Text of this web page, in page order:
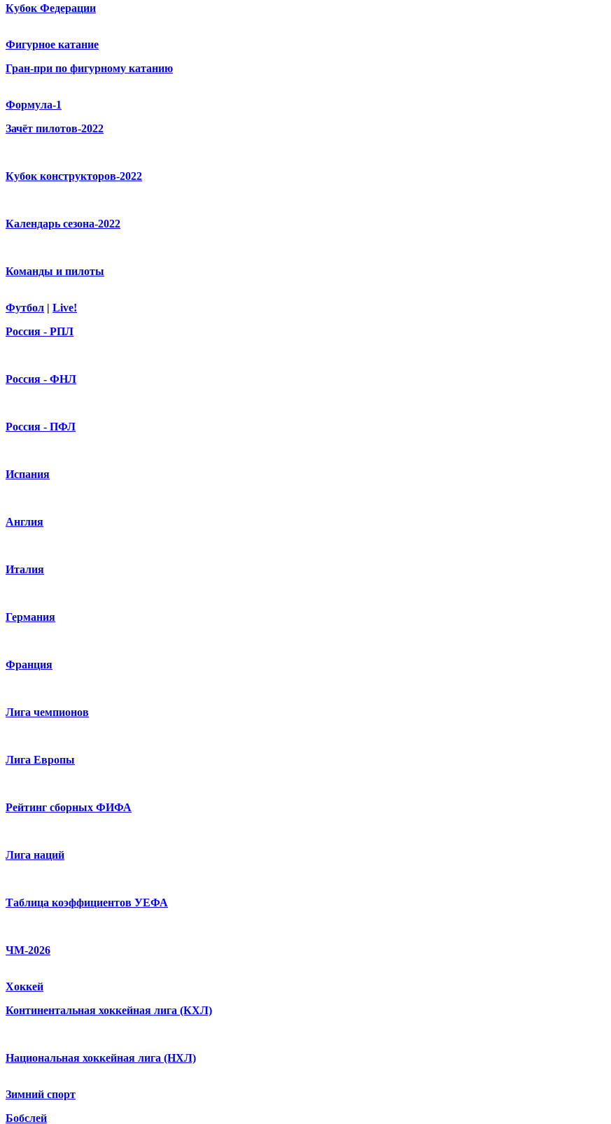
Кубок Федерации
Фигурное катание
Гран-при по фигурному катанию
Формула-1
Зачёт пилотов-2022
Кубок конструкторов-2022
Календарь сезона-2022
Команды и пилоты
Футбол | Live!
Россия - РПЛ
Россия - ФНЛ
Россия - ПФЛ
Испания
Англия
Италия
Германия
Франция
Лига чемпионов
Лига Европы
Рейтинг сборных ФИФА
Лига наций
Таблица коэффициентов УЕФА
ЧМ-2026
Хоккей
Континентальная хоккейная лига (КХЛ)
Национальная хоккейная лига (НХЛ)
Зимний спорт
Бобслей